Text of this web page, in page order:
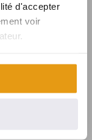
d'accepter
voir
à Karine